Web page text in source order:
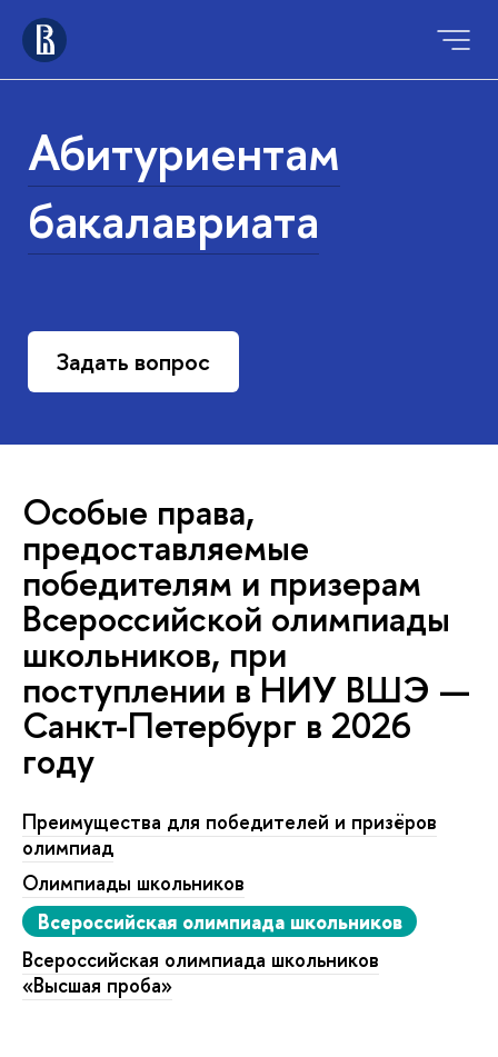
Абитуриентам
бакалавриата
Задать вопрос
Особые права,
предоставляемые
победителям и призерам
Всероссийской олимпиады
школьников, при
поступлении в НИУ ВШЭ —
Санкт-Петербург в 2026
году
Преимущества для победителей и призёров
олимпиад
Олимпиады школьников
Всероссийская олимпиада школьников
Всероссийская олимпиада школьников
«Высшая проба»